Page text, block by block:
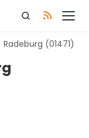
Radeburg (01471)